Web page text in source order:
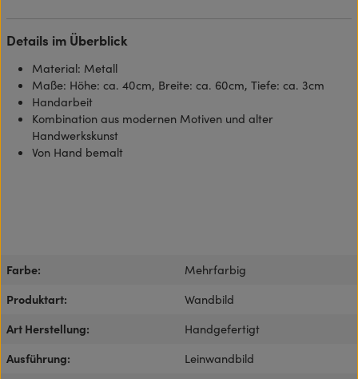
Details im Überblick
Material: Metall
Maße: Höhe: ca. 40cm, Breite: ca. 60cm, Tiefe: ca. 3cm
Handarbeit
Kombination aus modernen Motiven und alter
Handwerkskunst
Von Hand bemalt
Farbe:
Mehrfarbig
Produktart:
Wandbild
Art Herstellung:
Handgefertigt
Ausführung:
Leinwandbild